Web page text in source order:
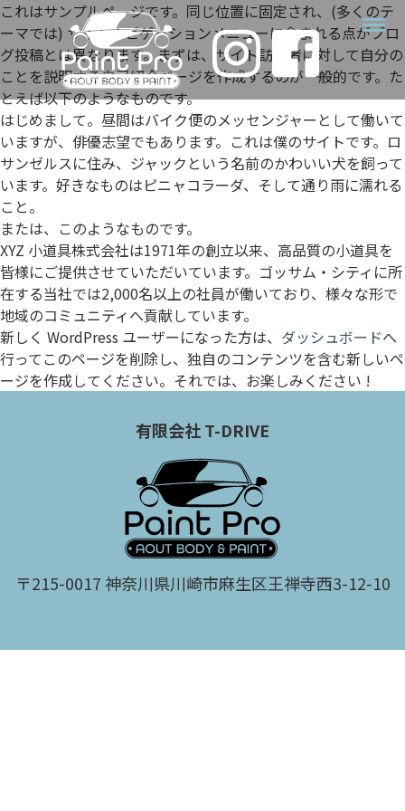
これはサンプルページです。同じ位置に固定され、(多くのテ
ーマでは) サイトナビゲーションメニューに含まれる点がブロ
グ投稿とは異なります。まずは、サイト訪問者に対して自分の
ことを説明する自己紹介ページを作成するのが一般的です。た
とえば以下のようなものです。
はじめまして。昼間はバイク便のメッセンジャーとして働いて
いますが、俳優志望でもあります。これは僕のサイトです。ロ
サンゼルスに住み、ジャックという名前のかわいい犬を飼って
います。好きなものはピニャコラーダ、そして通り雨に濡れる
こと。
または、このようなものです。
XYZ 小道具株式会社は1971年の創立以来、高品質の小道具を
皆様にご提供させていただいています。ゴッサム・シティに所
在する当社では2,000名以上の社員が働いており、様々な形で
地域のコミュニティへ貢献しています。
新しく WordPress ユーザーになった方は、 ダッシュボードへ
行ってこのページを削除し、独自のコンテンツを含む新しいペ
ージを作成してください。それでは、お楽しみください !
有限会社 T-DRIVE
〒215-0017 神奈川県川崎市麻生区王禅寺西3-12-10